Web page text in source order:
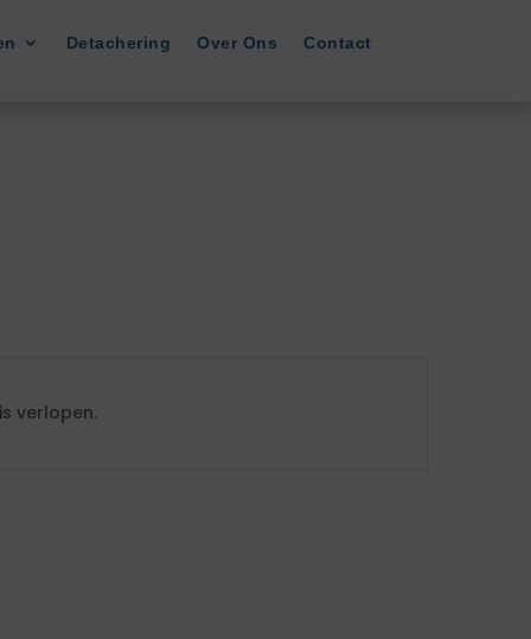
Detachering Over Ons Contact
verlopen.